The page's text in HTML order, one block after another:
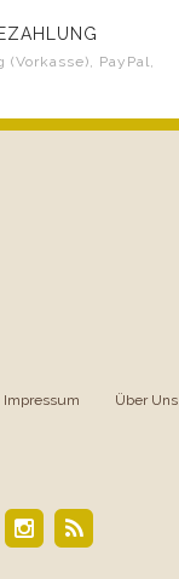
(Vorkasse), PayPal,
Impressum Über Uns